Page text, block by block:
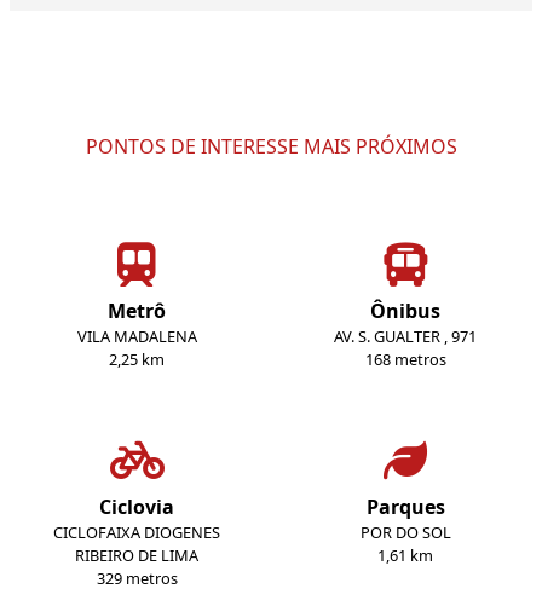
PONTOS DE INTERESSE MAIS PRÓXIMOS
Metrô
VILA MADALENA
2,25 km
Ônibus
AV. S. GUALTER , 971
168 metros
Ciclovia
CICLOFAIXA DIOGENES
RIBEIRO DE LIMA
329 metros
Parques
POR DO SOL
1,61 km